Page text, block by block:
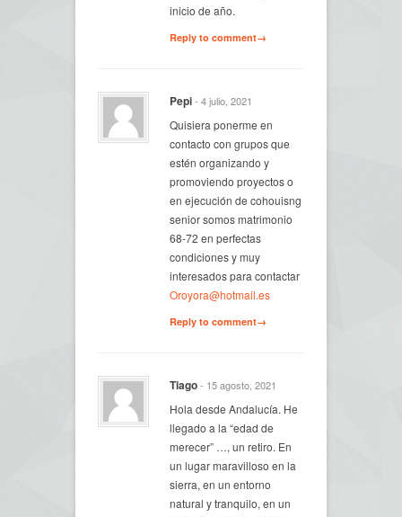
inicio de año.
Reply to comment→
Pepi- 4 julio, 2021
Quisiera ponerme en
contacto con grupos que
estén organizando y
promoviendo proyectos o
en ejecución de cohouisng
senior somos matrimonio
68-72 en perfectas
condiciones y muy
interesados para contactar
Oroyora@hotmail.es
Reply to comment→
Tiago- 15 agosto, 2021
Hola desde Andalucía. He
llegado a la “edad de
merecer” …, un retiro. En
un lugar maravilloso en la
sierra, en un entorno
natural y tranquilo, en un